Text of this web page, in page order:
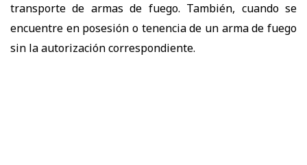
transporte de armas de fuego. También, cuando se
encuentre en posesión o tenencia de un arma de fuego
sin la autorización correspondiente.